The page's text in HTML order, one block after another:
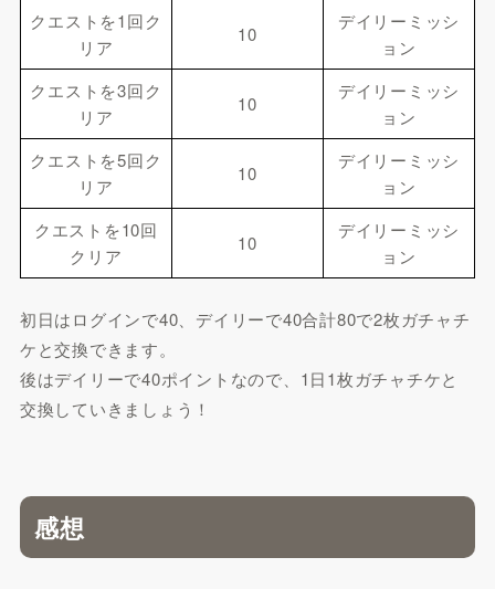
クエストを1回ク
リア
10
デイリーミッシ
ョン
クエストを3回ク
リア
10
デイリーミッシ
ョン
クエストを5回ク
リア
10
デイリーミッシ
ョン
クエストを10回
クリア
10
デイリーミッシ
ョン
初日はログインで40、デイリーで40合計80で2枚ガチャチ
ケと交換できます。
後はデイリーで40ポイントなので、1日1枚ガチャチケと
交換していきましょう！
感想